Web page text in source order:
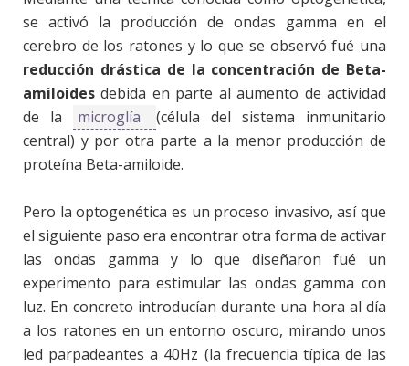
se activó la producción de ondas gamma en el
cerebro de los ratones y lo que se observó fué una
reducción drástica de la concentración de Beta-
amiloides debida en parte al aumento de actividad
de la
microglía
(célula del sistema inmunitario
central) y por otra parte a la menor producción de
proteína Beta-amiloide.
Pero la optogenética es un proceso invasivo, así que
el siguiente paso era encontrar otra forma de activar
las ondas gamma y lo que diseñaron fué un
experimento para estimular las ondas gamma con
luz. En concreto introducían durante una hora al día
a los ratones en un entorno oscuro, mirando unos
led parpadeantes a 40Hz (la frecuencia típica de las